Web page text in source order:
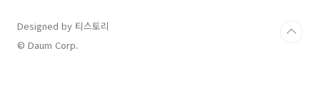
Designed by 티스토리
© Daum Corp.